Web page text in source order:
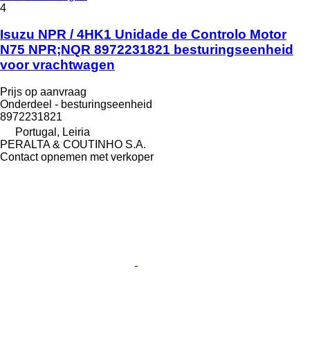
4
Isuzu NPR / 4HK1 Unidade de Controlo Motor
N75 NPR;NQR 8972231821 besturingseenheid
voor vrachtwagen
Prijs op aanvraag
Onderdeel - besturingseenheid
8972231821
Portugal, Leiria
PERALTA & COUTINHO S.A.
Contact opnemen met verkoper